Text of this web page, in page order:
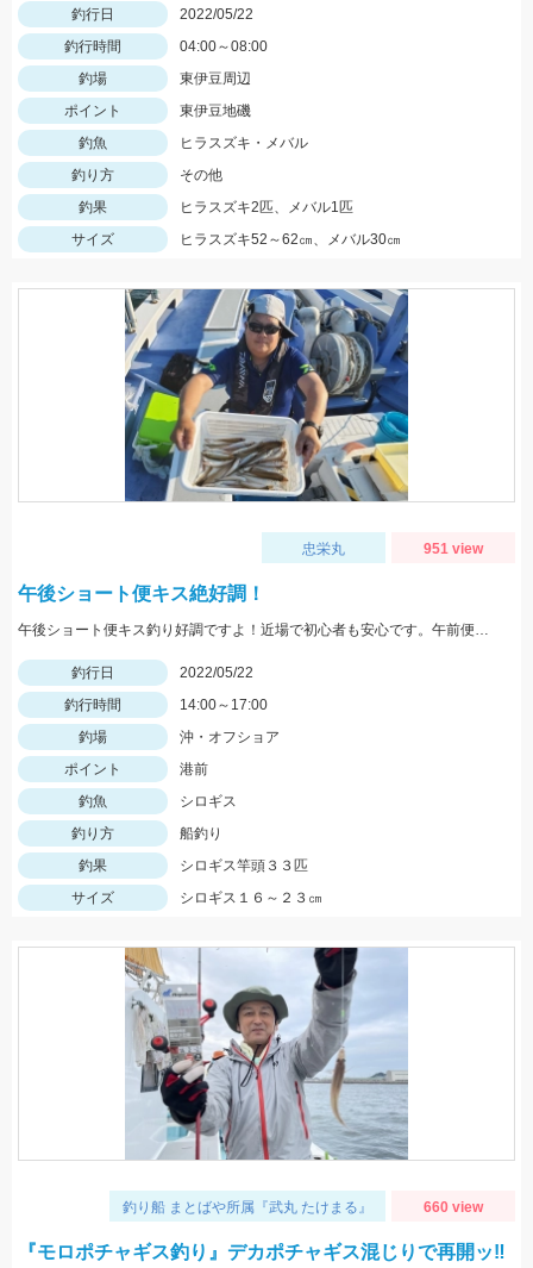
釣行日
2022/05/22
釣行時間
04:00～08:00
釣場
東伊豆周辺
ポイント
東伊豆地磯
釣魚
ヒラスズキ・メバル
釣り方
その他
釣果
ヒラスズキ2匹、メバル1匹
サイズ
ヒラスズキ52～62㎝、メバル30㎝
忠栄丸 951 view
午後ショート便キス絶好調！
午後ショート便キス釣り好調ですよ！近場で初心者も安心です。午前便ではイサキ釣りへ出船中！
釣行日
2022/05/22
釣行時間
14:00～17:00
釣場
沖・オフショア
ポイント
港前
釣魚
シロギス
釣り方
船釣り
釣果
シロギス竿頭３３匹
サイズ
シロギス１６～２３㎝
釣り船 まとばや所属『武丸 たけまる』 660 view
『モロポチャギス釣り』デカポチャギス混じりで再開ッ‼︎